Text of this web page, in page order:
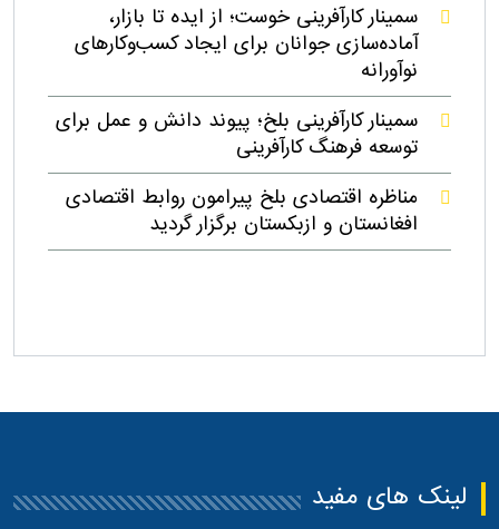
سمینار کارآفرینی خوست؛ از ایده تا بازار،
آماده‌سازی جوانان برای ایجاد کسب‌وکارهای
نوآورانه
سمینار کارآفرینی بلخ؛ پیوند دانش و عمل برای
توسعه فرهنگ کارآفرینی
مناظره اقتصادی بلخ پیرامون روابط اقتصادی
افغانستان و ازبکستان برگزار گردید
لینک های مفید